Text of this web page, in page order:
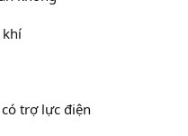
khí
trợ lực điện